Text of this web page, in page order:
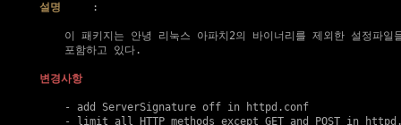
설명
     :
이 패키지는 안녕 리눅스 아파치2의 바이너리를 제외한 설정파일
    포함하고 있다.
변경사항
    - add ServerSignature off in httpd.conf
- limit all HTTP methods except GET and POST in